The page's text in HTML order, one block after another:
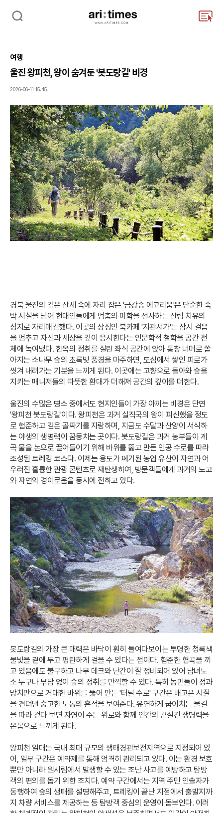
검
주
기
여행
울진 왕피천, 왕이 숨겨둔 '봇도랑길' 비경
2026-06-11 15:45
경북 울진의 깊은 산세 속에 자리 잡은 '금강송 에코리움'은 단순한 숙
박 시설을 넘어 현대인들에게 멈춤의 미학을 선사하는 산림 치유의
성지로 자리매김했다. 이곳의 상징인 북카페 '지관서가'는 잠시 걸음
을 멈추고 자신과 세상을 깊이 응시한다는 인문학적 철학을 공간 전
체에 녹여냈다. 한옥의 정취를 살린 좌식 공간에 앉아 통창 너머로 쏟
아지는 소나무 숲의 초록빛 풍경을 마주하면, 도심에서 쌓인 피로가
씻겨 내려가는 기분을 느끼게 된다. 이곳에는 고향으로 돌아와 숲을
지키는 매니저들의 따뜻한 환대가 더해져 공간의 깊이를 더한다.
울진의 수많은 명소 중에서도 현지인들이 가장 아끼는 비경은 단연
'왕피천 봇도랑길'이다. 왕피천은 과거 실직국의 왕이 피신했을 정도
로 험준하고 깊은 골짜기를 자랑하며, 지금도 수달과 산양이 서식하
는 야생의 생명력이 꿈동치는 곳이다. 봇도랑길은 과거 농부들이 계
곡 물을 논으로 끌어들이기 위해 바위를 뚫고 만든 인공 수로를 따라
조성된 트레킹 코스다. 이제는 용도가 폐기된 농업 유산이 자연과 어
우러진 훌륭한 관광 콘텐츠로 재탄생하여, 방문객들에게 과거의 노고
와 자연의 경이로움을 동시에 전하고 있다.
봇도랑길의 가장 큰 매력은 바닥이 훤히 들여다보이는 투명한 청록색
물빛을 곁에 두고 평탄하게 걸을 수 있다는 점이다. 험준한 협곡을 끼
고 있음에도 불구하고 나무 데크와 난간이 잘 정비되어 있어 남녀노
소 누구나 부담 없이 숲의 정취를 만끽할 수 있다. 특히 농민들이 정과
망치만으로 거대한 바위를 뚫어 만든 '터널 수로' 구간은 배고픈 시절
을 견뎌낸 숭고한 노동의 흔적을 보여준다. 유연하게 굽이치는 물길
을 따라 걷다 보면 자연이 주는 위로와 함께 인간의 끈질긴 생명력을
온몸으로 느끼게 된다.
왕피천 일대는 국내 최대 규모의 생태경관보전지역으로 지정되어 있
어, 일부 구간은 예약제를 통해 엄격히 관리되고 있다. 이는 환경 보호
뿐만 아니라 원시림에서 발생할 수 있는 조난 사고를 예방하고 탐방
객의 편의를 돕기 위한 조치다. 예약 구간에서는 지역 주민 인솔자가
동행하여 숲의 생태를 설명해주고, 트레킹이 끝난 지점에서 출발지까
지 차량 서비스를 제공하는 등 탐방객 중심의 운영이 돋보인다. 이러